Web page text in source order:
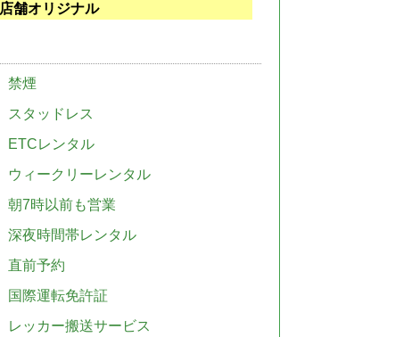
店舗オリジナル
禁煙
スタッドレス
ETCレンタル
ウィークリーレンタル
朝7時以前も営業
深夜時間帯レンタル
直前予約
国際運転免許証
レッカー搬送サービス